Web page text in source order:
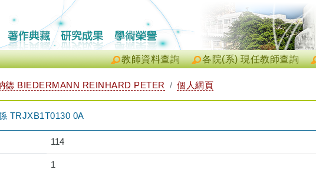
各院(系) 現任教師查詢
教師資料查詢
德 BIEDERMANN REINHARD PETER 個人網頁
TRJXB1T0130 0A
114
1